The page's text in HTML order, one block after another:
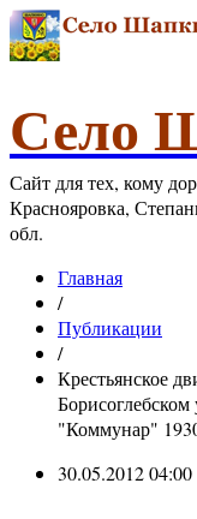
Село
Сайт для тех, кому
Краснояровка,
обл.
Главная
/
Публикации
/
Крестьянское
Борисоглебском
"Коммунар"
30.05.2012 04:00